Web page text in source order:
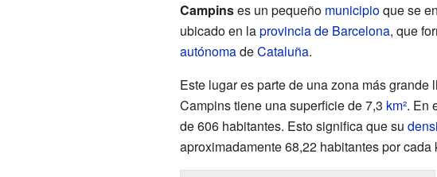
Campinses un pequeño municipioque se
ubicado en laprovincia de Barcelona, que
autónomadeCataluña.
Este lugar es parte de una zona más grande
Campins tiene una superficie de 7,3 km². En
de 606 habitantes. Esto significa que su
aproximadamente 68,22 habitantes por cada